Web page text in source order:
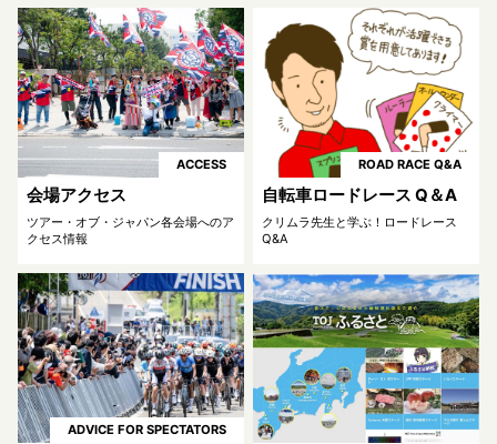
Facebook Facebook
ACCESS
会場アクセス
ツアー・オブ・ジャパン各会場へのア
クセス情報
ROAD RACE Q&A
自転車ロードレース Q＆A
クリムラ先生と学ぶ！ロードレース
Q&A
ADVICE FOR SPECTATORS